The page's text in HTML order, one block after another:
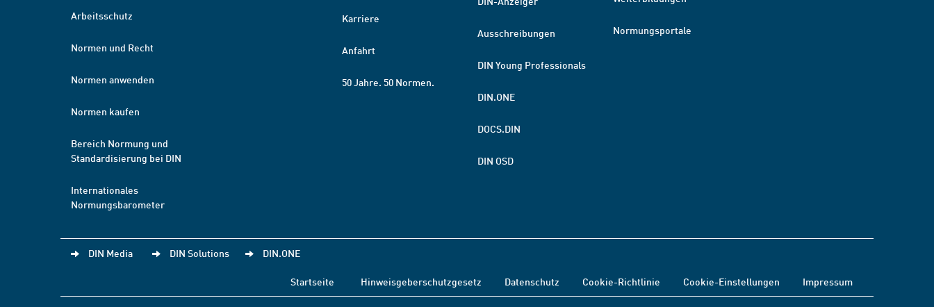
Arbeitsschutz
Normen und Recht
Normen anwenden
Normen kaufen
Bereich Normung und
Standardisierung bei DIN
Internationales
Normungsbarometer
Karriere
Anfahrt
50 Jahre. 50 Normen.
Ausschreibungen
DIN Young Professionals
DIN.ONE
DOCS.DIN
DIN OSD
Normungsportale
DIN Media DIN Solutions DIN.ONE
Startseite Hinweisgeberschutzgesetz Datenschutz Cookie-Richtlinie Cookie-Einstellungen Impressum